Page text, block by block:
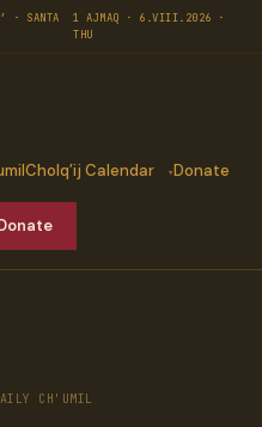
· SANTA
1 AJMAQ · 6.VIII.2026 ·
THU
Cholq’ij Calendar Donate
CH'UMIL